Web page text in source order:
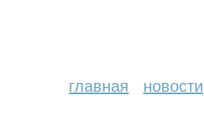
главная новости